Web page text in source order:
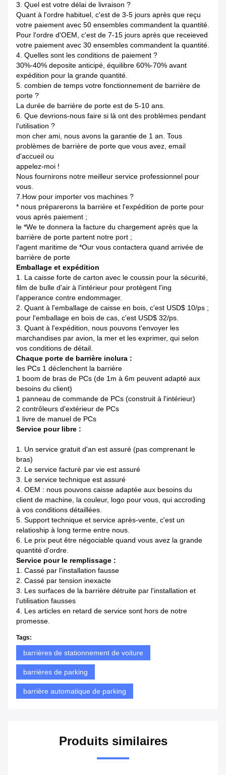
3. Quel est votre délai de livraison ?
Quant à l'ordre habituel, c'est de 3-5 jours après que reçu
votre paiement avec 50 ensembles commandent la quantité.
Pour l'ordre d'OEM, c'est de 7-15 jours après que receieved
votre paiement avec 30 ensembles commandent la quantité.
4. Quelles sont les conditions de paiement ?
30%-40% deposite anticipé, équilibre 60%-70% avant
expédition pour la grande quantité.
5. combien de temps votre fonctionnement de barrière de
porte ?
La durée de barrière de porte est de 5-10 ans.
6. Que devrions-nous faire si là ont des problèmes pendant
l'utilisation ?
mon cher ami, nous avons la garantie de 1 an. Tous
problèmes de barrière de porte que vous avez, email
d'accueil ou
appelez-moi !
Nous fournirons notre meilleur service professionnel pour
vous.
7.How pour importer vos machines ?
* nous préparerons la barrière et l'expédition de porte pour
vous après paiement ;
le *We te donnera la facture du chargement après que la
barrière de porte partent notre port ;
l'agent maritime de *Our vous contactera quand arrivée de
barrière de porte
Emballage et expédition
1. La caisse forte de carton avec le coussin pour la sécurité,
film de bulle d'air à l'intérieur pour protègent l'ing
l'apperance contre endommager.
2. Quant à l'emballage de caisse en bois, c'est USD$ 10/ps ;
pour l'emballage en bois de cas, c'est USD$ 32/ps.
3. Quant à l'expédition, nous pouvons t'envoyer les
marchandises par avion, la mer et les exprimer, qui selon
vos conditions de détail.
Chaque porte de barrière inclura :
les PCs 1 déclenchent la barrière
1 boom de bras de PCs (de 1m à 6m peuvent adapté aux
besoins du client)
1 panneau de commande de PCs (construit à l'intérieur)
2 contrôleurs d'extérieur de PCs
1 livre de manuel de PCs
Service pour libre :
1. Un service gratuit d'an est assuré (pas comprenant le
bras)
2. Le service facturé par vie est assuré
3. Le service technique est assuré
4. OEM : nous pouvons caisse adaptée aux besoins du
client de machine, la couleur, logo pour vous, qui accroding
à vos conditions détaillées.
5. Support technique et service après-vente, c'est un
relatioship à long terme entre nous.
6. Le prix peut être négociable quand vous avez la grande
quantité d'ordre.
Service pour le remplissage :
1. Cassé par l'installation fausse
2. Cassé par tension inexacte
3. Les surfaces de la barrière détruite par l'installation et
l'utilisation fausses
4. Les articles en retard de service sont hors de notre
promesse.
Tags:
barrières de stationnement de voiture
barrières de parking
barrière automatique de parking
Produits similaires